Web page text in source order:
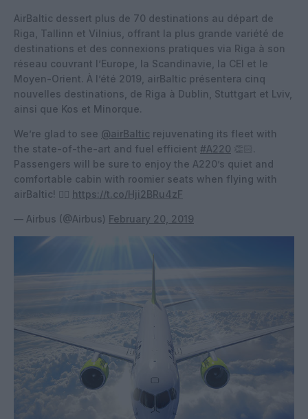
AirBaltic dessert plus de 70 destinations au départ de
Riga, Tallinn et Vilnius, offrant la plus grande variété de
destinations et des connexions pratiques via Riga à son
réseau couvrant l’Europe, la Scandinavie, la CEI et le
Moyen-Orient. À l’été 2019, airBaltic présentera cinq
nouvelles destinations, de Riga à Dublin, Stuttgart et Lviv,
ainsi que Kos et Minorque.
We’re glad to see @airBaltic rejuvenating its fleet with
the state-of-the-art and fuel efficient #A220 👏🏻.
Passengers will be sure to enjoy the A220’s quiet and
comfortable cabin with roomier seats when flying with
airBaltic! 👌🏻 https://t.co/Hji2BRu4zF
— Airbus (@Airbus) February 20, 2019